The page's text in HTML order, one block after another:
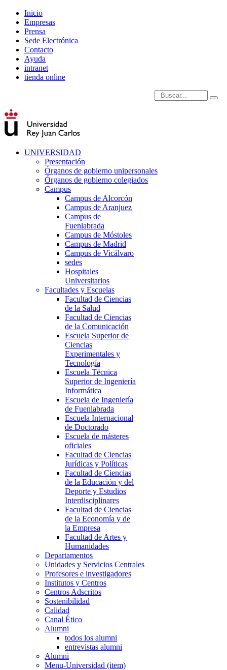
Inicio
Empresas
Prensa
Sede Electrónica
Contacto
Ayuda
intranet
tienda online
Introduce términos de
UNIVERSIDAD
Presentación
Órganos de gobierno unipersonales
Órganos de gobierno colegiados
Campus
Campus de Alcorcón
Campus de Aranjuez
Campus de
Fuenlabrada
Campus de Móstoles
Campus de Madrid
Campus de Vicálvaro
sedes
Hospitales
Universitarios
Facultades y Escuelas
Facultad de Ciencias
de la Salud
Facultad de Ciencias
de la Comunicación
Escuela Superior de
Ciencias
Experimentales y
Tecnología
Escuela Técnica
Superior de Ingeniería
Informática
Escuela de Ingeniería
de Fuenlabrada
Escuela Internacional
de Doctorado
Escuela de másteres
oficiales
Facultad de Ciencias
Jurídicas y Políticas
Facultad de Ciencias
de la Educación y del
Deporte y Estudios
Interdisciplinares
Facultad de Ciencias
de la Economía y de
la Empresa
Facultad de Artes y
Humanidades
Departamentos
Unidades y Servicios Centrales
Profesores e investigadores
Institutos y Centros
Centros Adscritos
Sostenibilidad
Calidad
Canal Ético
Alumni
todos los alumni
entrevistas alumni
Alumni
Menu-Universidad (item)